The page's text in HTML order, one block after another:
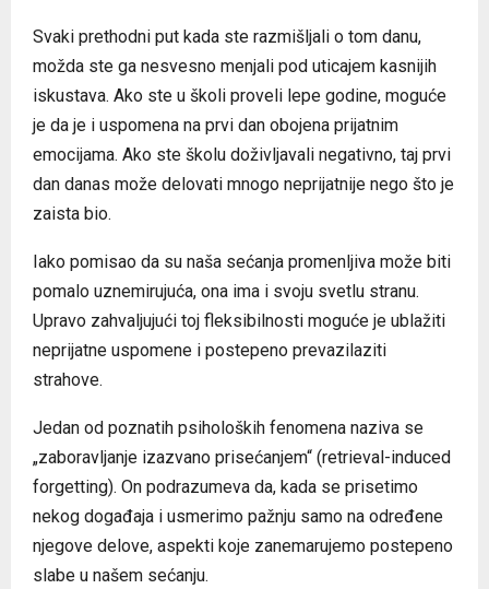
Svaki prethodni put kada ste razmišljali o tom danu,
možda ste ga nesvesno menjali pod uticajem kasnijih
iskustava. Ako ste u školi proveli lepe godine, moguće
je da je i uspomena na prvi dan obojena prijatnim
emocijama. Ako ste školu doživljavali negativno, taj prvi
dan danas može delovati mnogo neprijatnije nego što je
zaista bio.
Iako pomisao da su naša sećanja promenljiva može biti
pomalo uznemirujuća, ona ima i svoju svetlu stranu.
Upravo zahvaljujući toj fleksibilnosti moguće je ublažiti
neprijatne uspomene i postepeno prevazilaziti
strahove.
Jedan od poznatih psiholoških fenomena naziva se
„zaboravljanje izazvano prisećanjem“ (retrieval-induced
forgetting). On podrazumeva da, kada se prisetimo
nekog događaja i usmerimo pažnju samo na određene
njegove delove, aspekti koje zanemarujemo postepeno
slabe u našem sećanju.